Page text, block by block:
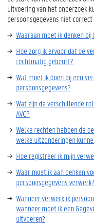
uitvoering van het onderzoek
persoonsgegevens niet
Waaraan moet ik denken
Hoe zorg ik ervoor dat de
rechtmatig gebeurt?
Wat moet ik doen bij een
persoonsgegevens?
Wat zijn de verschillende
AVG?
Welke rechten hebben de
welke uitzonderingen
Hoe registreer ik mijn
Waar moet ik aan denken
persoonsgegevens verwerk?
Wanneer verwerk ik
wanneer moet ik een
uitvoeren?